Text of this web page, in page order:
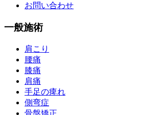
お問い合わせ
一般施術
肩こり
腰痛
膝痛
肩痛
手足の痺れ
側弯症
骨盤矯正